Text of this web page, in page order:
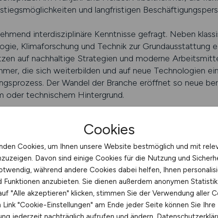
und langfristigen
interdisziplinäre Kenntnisse gefragt. Neben
Klimaforschung und Technik zur Grundausstattung
auf nachhaltige Strategien und moderne
die sich weiterbilden und auf neue Technologien
Der Wandel der Branche eröffnet so neue
oder technischem Hintergrund.
finden
für Waldmanagement und
und Naturschutz bietet Arbeitnehmern die
vereinfacht die Suche, indem er alle relevanten
bündelt. Wer nach einer Tätigkeit sucht, die
hier den idealen Einstiegspunkt. Der Jobfinder
und Anstellungsarten – von Vollzeit über Teilzeit bis
Cookies
Cookies, um Ihnen unsere Website bestmöglich und mit
Davon sind einige Cookies für die Nutzung und
während andere Cookies dabei helfen, Ihnen
Funktionen anzubieten. Sie dienen außerdem anonymen
"Alle akzeptieren" klicken, stimmen Sie der Verwendung aller
"Cookie-Einstellungen" am Ende jeder Seite können Sie Ihre